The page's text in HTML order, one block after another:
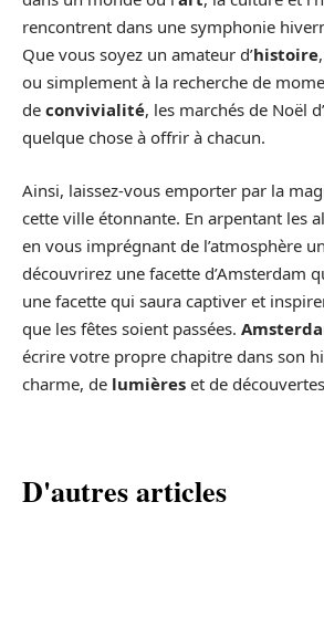
rencontrent dans une symphonie
Que vous soyez un amateur d’histoire
ou simplement à la recherche de
de convivialité, les marchés de Noël
quelque chose à offrir à chacun.
Ainsi, laissez-vous emporter par la
cette ville étonnante. En arpentant les
en vous imprégnant de l’atmosphère
découvrirez une facette d’Amsterdam
une facette qui saura captiver et
que les fêtes soient passées.
écrire votre propre chapitre dans son
charme, de lumières et de
D'autres articles